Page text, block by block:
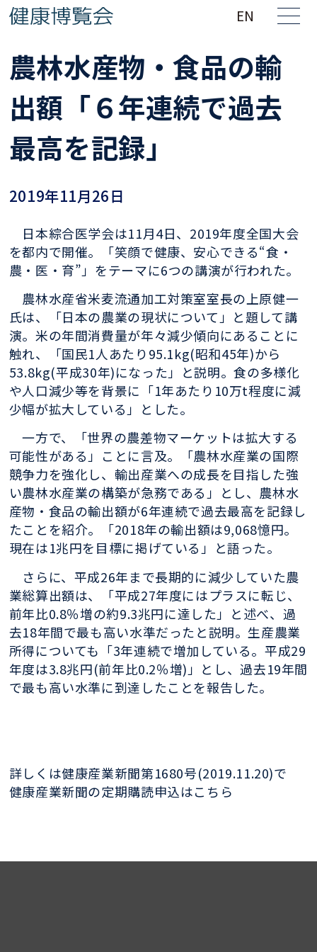
EN
農林水産物・食品の輸
出額「６年連続で過去
最高を記録」
2019年11月26日
日本綜合医学会は11月4日、2019年度全国大会
を都内で開催。「笑顔で健康、安心できる“食・
農・医・育”」をテーマに6つの講演が行われた。
農林水産省米麦流通加工対策室室長の上原健一
氏は、「日本の農業の現状について」と題して講
演。米の年間消費量が年々減少傾向にあることに
触れ、「国民1人あたり95.1kg(昭和45年)から
53.8kg(平成30年)になった」と説明。食の多様化
や人口減少等を背景に「1年あたり10万t程度に減
少幅が拡大している」とした。
一方で、「世界の農差物マーケットは拡大する
可能性がある」ことに言及。「農林水産業の国際
競争力を強化し、輸出産業への成長を目指した強
い農林水産業の構築が急務である」とし、農林水
産物・食品の輸出額が6年連続で過去最高を記録し
たことを紹介。「2018年の輸出額は9,068憶円。
現在は1兆円を目標に掲げている」と語った。
さらに、平成26年まで長期的に減少していた農
業総算出額は、「平成27年度にはプラスに転じ、
前年比0.8％増の約9.3兆円に達した」と述べ、過
去18年間で最も高い水準だったと説明。生産農業
所得についても「3年連続で増加している。平成29
年度は3.8兆円(前年比0.2％増)」とし、過去19年間
で最も高い水準に到達したことを報告した。
詳しくは健康産業新聞第1680号(2019.11.20)で
健康産業新聞の定期購読申込はこちら